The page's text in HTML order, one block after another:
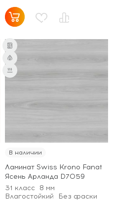
В наличии
Ламинат Swiss Krono Fanat
Ясень Арланда D7059
31 класс
8 мм
Влагостойкий
Без фаски